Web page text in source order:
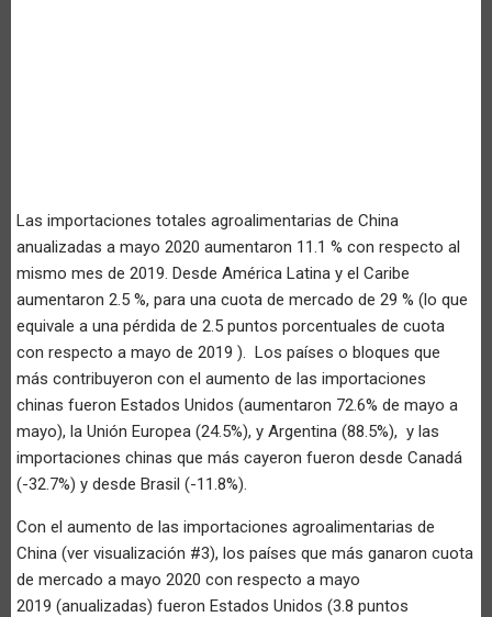
Las importaciones totales agroalimentarias de China
anualizadas a mayo 2020 aumentaron 11.1 % con respecto al
mismo mes de 2019. Desde América Latina y el Caribe
aumentaron 2.5 %, para una cuota de mercado de 29 % (lo que
equivale a una pérdida de 2.5 puntos porcentuales de cuota
con respecto a mayo de 2019 ). Los países o bloques que
más contribuyeron con el aumento de las importaciones
chinas fueron Estados Unidos (aumentaron 72.6% de mayo a
mayo), la Unión Europea (24.5%), y Argentina (88.5%), y las
importaciones chinas que más cayeron fueron desde Canadá
(-32.7%) y desde Brasil (-11.8%).
Con el aumento de las importaciones agroalimentarias de
China (ver visualización #3), los países que más ganaron cuota
de mercado a mayo 2020 con respecto a mayo
2019 (anualizadas) fueron Estados Unidos (3.8 puntos